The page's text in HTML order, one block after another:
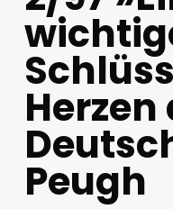
Herzen
Peugh